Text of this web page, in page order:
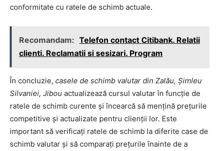
conformitate cu ratele de schimb actuale.
Recomandam: Telefon contact Citibank. Relatii
clienti. Reclamatii si sesizari. Program
În concluzie, casele de schimb valutar din Zalău, Șimleu
Silvaniei, Jibou actualizează cursul valutar în funcție de
ratele de schimb curente și încearcă să mențină prețurile
competitive și actualizate pentru clienții lor. Este
important să verificați ratele de schimb la diferite case de
schimb valutar și să comparați prețurile înainte de a